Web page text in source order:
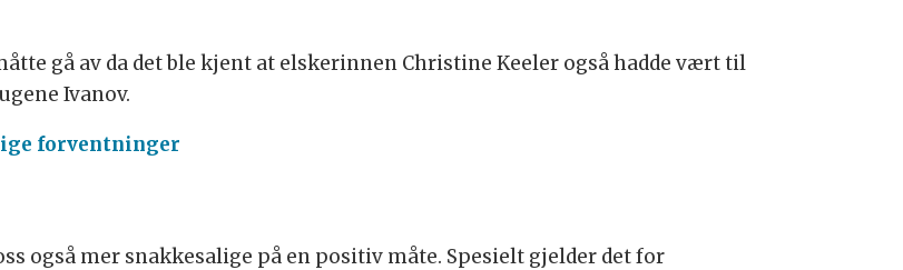
gå av da det ble kjent at elskerinnen Christine Keeler også hadde vært til
Ivanov.
forventninger
også mer snakkesalige på en positiv måte. Spesielt gjelder det for